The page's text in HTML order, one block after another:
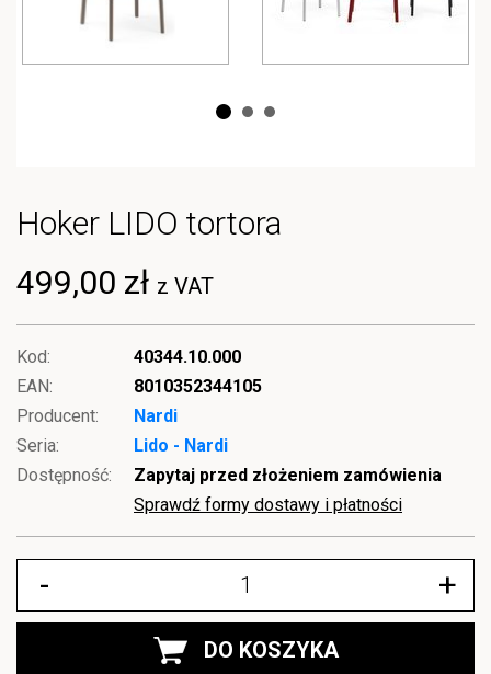
Hoker LIDO tortora
499,00 zł z VAT
Kod:
40344.10.000
EAN:
8010352344105
Producent:
Nardi
Seria:
Lido - Nardi
Dostępność:
Zapytaj przed złożeniem zamówienia
Sprawdź formy dostawy i płatności
- +
DO KOSZYKA